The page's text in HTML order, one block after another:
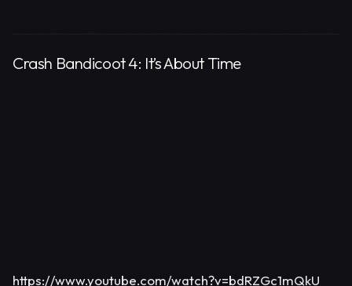
Crash Bandicoot 4: It’s About Time
https://www.youtube.com/watch?v=bdRZGc1mQkU